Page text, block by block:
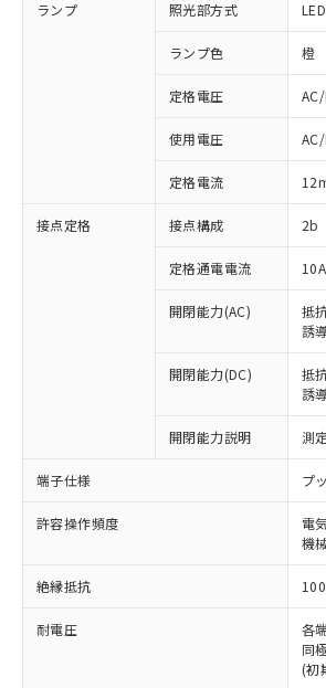
ランプ 照光部方式
ランプ色 橙
定格電圧
使用電圧
定格電流
接点定格 接点構成 2b
定格通電電流 10A
開閉能力(AC)
抵
誘
開閉能力(DC)
抵
誘
開閉能力説明 測
端子仕様 プ
許容操作頻度
電
機
絶縁抵抗
耐電圧
各
同
(初
ご利用条件
以下の条件をお読みいただき、
ご利用ください。
本サービスは、当社制御
商品の当社在庫状況およ
(税抜)を提供させていただ
当社制御機器事業取扱商
本サービスの対象外とな
ことをご了承ください。
在庫状況および標準価格
記載している更新日時点
タに基づき作成されるも
覧された時点での実際の
準価格とは異なる場合が
※1 対応状況
対応済み：EU RoHS指令（
非含有に対応した製品が提供可
す。
対応予定：EU RoHS指令（10
有に対応した製品に切り替える
対応予定なし：EU RoHS指令
非含有に非対応の商品で、対応
定はありません。
調査・確認中：EU RoHS指令
非含有の対応状況を調査中また
非該当品：ライセンス料など無
害物質有無と関係のない商品で
仕入先様の事情により、非含有
いたものが、含有品と判明した
むを得ず変更することがありま
六価クロム(Cr(Ⅵ)) 1000ppm以下、ポリ
類(PBB) 1000ppm以下、ポリ臭化ジフェ
「○」：最大均質材料含有率が
基準値以下であることを示しま
「×」：最大均質材料含有率が
基準値を超えていることを示し
「－」：未確認です。当社販売
*中国RoHS10物質の基準値 (GB/T26572)
Pb(鉛) :1000ppm、 Hg(水銀) : 1000ppm
Cr(Ⅵ)(六価クロム) : 1000ppm、 PBBs(ポ
当社は、これら貴社製品
為替および外国貿易法に
（以下｢規制貨物等」とい
または国外への提供する
国政府の輸出許可(または
可)を取得するなどの必要